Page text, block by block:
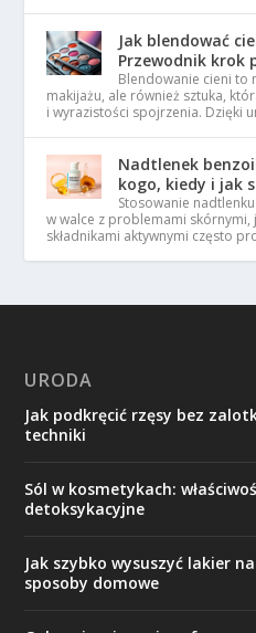
Jak blendować
Przewodnik krok
Blendowanie cieni to
makijażu, ale również sztuka,
i wyrazistości spojrzenia. Dzięki
Nadtlenek
kogo, kiedy i jak
Stosowanie
w walce z problemami skórnymi,
składnikami aktywnymi często
URODA
Jak podkręcić rzęsy bez
techniki
Sól w kosmetykach:
detoksykacyjne
Jak szybko wysuszyć lakier
sposoby domowe